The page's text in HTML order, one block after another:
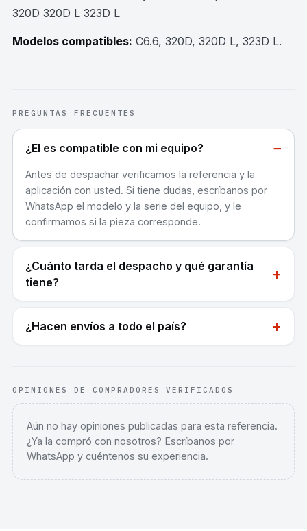
320D 320D L 323D L
Modelos compatibles: C6.6, 320D, 320D L, 323D L.
PREGUNTAS FRECUENTES
¿El es compatible con mi equipo? −
Antes de despachar verificamos la referencia y la
aplicación con usted. Si tiene dudas, escríbanos por
WhatsApp el modelo y la serie del equipo, y le
confirmamos si la pieza corresponde.
¿Cuánto tarda el despacho y qué garantía
tiene?
+
¿Hacen envíos a todo el país? +
OPINIONES DE COMPRADORES VERIFICADOS
Aún no hay opiniones publicadas para esta referencia.
¿Ya la compró con nosotros? Escríbanos por
WhatsApp y cuéntenos su experiencia.